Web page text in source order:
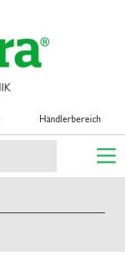
Händlerbereich